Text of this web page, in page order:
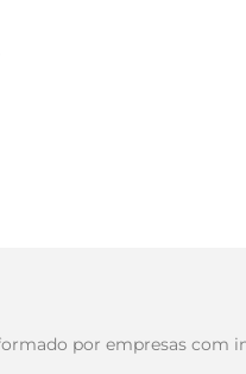
por empresas com